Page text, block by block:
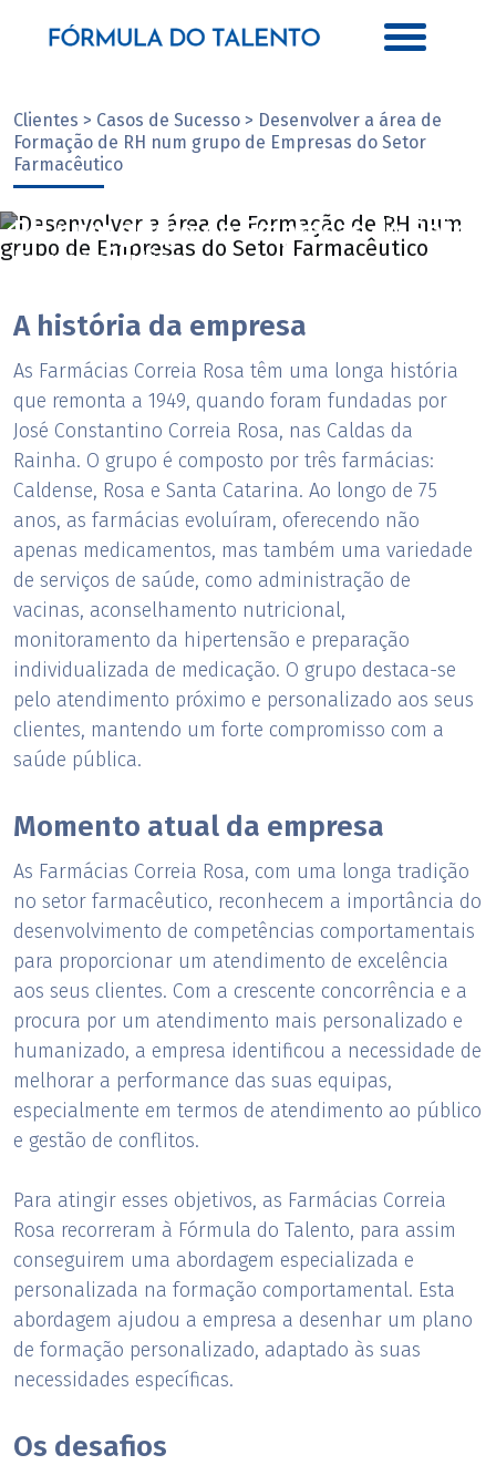
Clientes > Casos de Sucesso > Desenvolver a área de
Formação de RH num grupo de Empresas do Setor
Farmacêutico
RH num grupo de Empresas do Setor
Farmacêutico
A história da empresa
As Farmácias Correia Rosa têm uma longa história
que remonta a 1949, quando foram fundadas por
José Constantino Correia Rosa, nas Caldas da
Rainha. O grupo é composto por três farmácias:
Caldense, Rosa e Santa Catarina. Ao longo de 75
anos, as farmácias evoluíram, oferecendo não
apenas medicamentos, mas também uma variedade
de serviços de saúde, como administração de
vacinas, aconselhamento nutricional,
monitoramento da hipertensão e preparação
individualizada de medicação. O grupo destaca-se
pelo atendimento próximo e personalizado aos seus
clientes, mantendo um forte compromisso com a
saúde pública.
Momento atual da empresa
As Farmácias Correia Rosa, com uma longa tradição
no setor farmacêutico, reconhecem a importância do
desenvolvimento de competências comportamentais
para proporcionar um atendimento de excelência
aos seus clientes. Com a crescente concorrência e a
procura por um atendimento mais personalizado e
humanizado, a empresa identificou a necessidade de
melhorar a performance das suas equipas,
especialmente em termos de atendimento ao público
e gestão de conflitos.
Para atingir esses objetivos, as Farmácias Correia
Rosa recorreram à Fórmula do Talento, para assim
conseguirem uma abordagem especializada e
personalizada na formação comportamental. Esta
abordagem ajudou a empresa a desenhar um plano
de formação personalizado, adaptado às suas
necessidades específicas.
Os desafios